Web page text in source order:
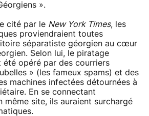
».
cité par le New York Times, les
proviendraient toutes
séparatiste géorgien au cœur
Selon lui, le piratage
été opéré par des courriers
» (les fameux spams) et des
machines infectées détournées à
En se connectant
même site, ils auraient surchargé